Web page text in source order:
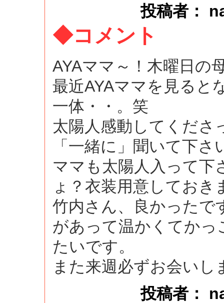
投稿者：
◆コメント
AYAママ～！木曜日の
最近AYAママを見ると
一体・・。笑
太陽人感動してくださ
「一緒に」聞いて下
ママも太陽人入って下
ょ？衣装用意しておき
竹内さん、良かったで
があって温かくてか
たいです。
また来週必ずお会いし
投稿者：